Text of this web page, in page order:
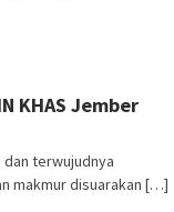
KHAS Jember
dan terwujudnya
makmur disuarakan […]